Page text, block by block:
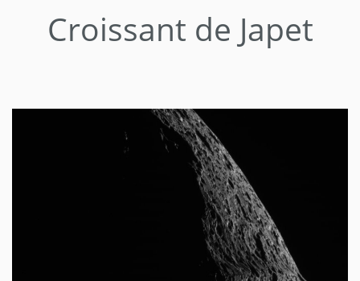
Croissant de Japet